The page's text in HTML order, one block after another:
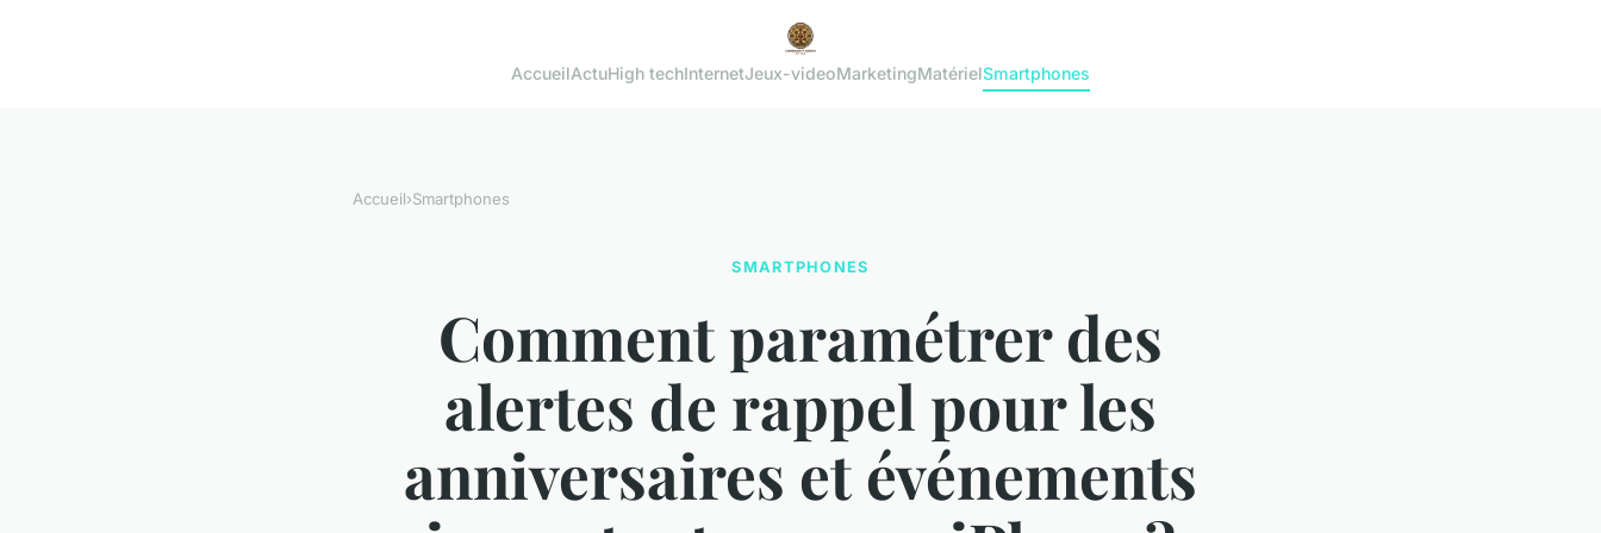
AccueilActuHigh techInternetJeux-videoMarketingMatérielSmartphones
Accueil›Smartphones
SMARTPHONES
Comment paramétrer des
alertes de rappel pour les
anniversaires et événements